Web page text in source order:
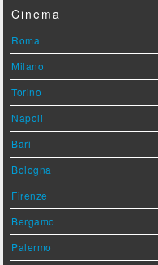
Cinema
Roma
Milano
Torino
Napoli
Bari
Bologna
Firenze
Bergamo
Palermo